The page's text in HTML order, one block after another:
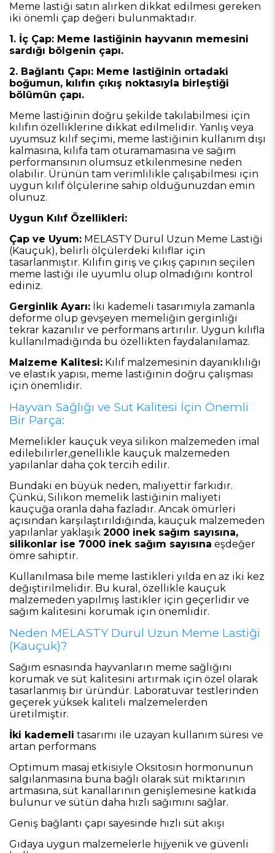
Meme lastiği satın alırken dikkat edilmesi gereken
iki önemli çap değeri bulunmaktadır.
1. İç Çap: Meme lastiğinin hayvanın memesini
sardığı bölgenin çapı.
2. Bağlantı Çapı: Meme lastiğinin ortadaki
boğumun, kılıfın çıkış noktasıyla birleştiği
bölümün çapı.
Meme lastiğinin doğru şekilde takılabilmesi için
kılıfın özelliklerine dikkat edilmelidir. Yanlış veya
uyumsuz kılıf seçimi, meme lastiğinin kullanım dışı
kalmasına, kılıfa tam oturamamasına ve sağım
performansının olumsuz etkilenmesine neden
olabilir. Ürünün tam verimlilikle çalışabilmesi için
uygun kılıf ölçülerine sahip olduğunuzdan emin
olunuz.
Uygun Kılıf Özellikleri:
Çap ve Uyum: MELASTY Durul Uzun Meme Lastiği
(Kauçuk), belirli ölçülerdeki kılıflar için
tasarlanmıştır. Kılıfın giriş ve çıkış çapının seçilen
meme lastiği ile uyumlu olup olmadığını kontrol
ediniz.
Gerginlik Ayarı: İki kademeli tasarımıyla zamanla
deforme olup gevşeyen memeliğin gerginliği
tekrar kazanılır ve performans artırılır. Uygun kılıfla
kullanılmadığında bu özellikten faydalanılamaz.
Malzeme Kalitesi: Kılıf malzemesinin dayanıklılığı
ve elastik yapısı, meme lastiğinin doğru çalışması
için önemlidir.
Hayvan Sağlığı ve Süt Kalitesi İçin Önemli
Bir Parça:
Memelikler kauçuk veya silikon malzemeden imal
edilebilirler,genellikle kauçuk malzemeden
yapılanlar daha çok tercih edilir.
Bundaki en büyük neden, maliyettir farkıdır.
Çünkü, Silikon memelik lastiğinin maliyeti
kauçuğa oranla daha fazladır. Ancak ömürleri
açısından karşılaştırıldığında, kauçuk malzemeden
yapılanlar yaklaşık 2000 inek sağım sayısına,
silikonlar ise 7000 inek sağım sayısına eşdeğer
ömre sahiptir.
Kullanılmasa bile meme lastikleri yılda en az iki kez
değiştirilmelidir. Bu kural, özellikle kauçuk
malzemeden yapılmış lastikler için geçerlidir ve
sağım kalitesini korumak için önemlidir.
Neden MELASTY Durul Uzun Meme Lastiği
(Kauçuk)?
Sağım esnasında hayvanların meme sağlığını
korumak ve süt kalitesini artırmak için özel olarak
tasarlanmış bir üründür. Laboratuvar testlerinden
geçerek yüksek kaliteli malzemelerden
üretilmiştir.
İki kademeli tasarımı ile uzayan kullanım süresi ve
artan performans
Optimum masaj etkisiyle Oksitosin hormonunun
salgılanmasına buna bağlı olarak süt miktarının
artmasına, süt kanallarının genişlemesine katkıda
bulunur ve sütün daha hızlı sağımını sağlar.
Geniş bağlantı çapı sayesinde hızlı süt akışı
Gıdaya uygun malzemelerle hijyenik ve güvenli